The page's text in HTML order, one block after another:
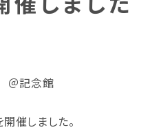
記念館
催しました。